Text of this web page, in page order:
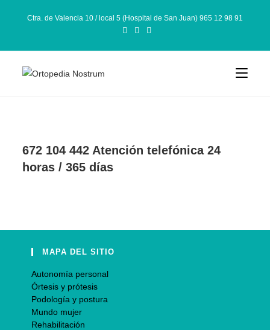
Ctra. de Valencia 10 / local 5 (Hospital de San Juan) 965 12 98 91
672 104 442 Atención telefónica 24
horas / 365 días
MAPA DEL SITIO
Autonomía personal
Órtesis y prótesis
Podología y postura
Mundo mujer
Rehabilitación